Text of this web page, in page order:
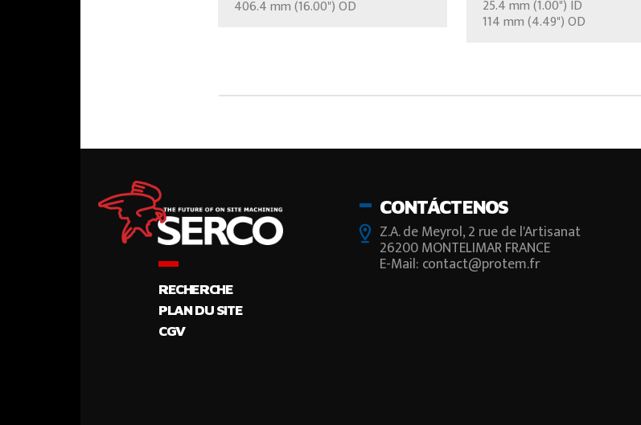
406.4 mm (16.00") OD
CONTÁCTENOS 25.4 mm (1.00") ID
114 mm (4.49") OD
CONTÁCTENOS
RECHERCHE
PLAN DU SITE
CGV
CONTÁCTENOS
Z.A. de Meyrol, 2 rue de l'Artisanat
26200 MONTELIMAR FRANCE
E-Mail: contact@protem.fr